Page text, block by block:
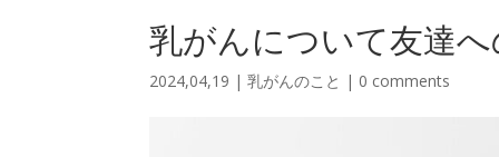
乳がんについて友達
2024,04,19 |乳がんのこと | 0 comments